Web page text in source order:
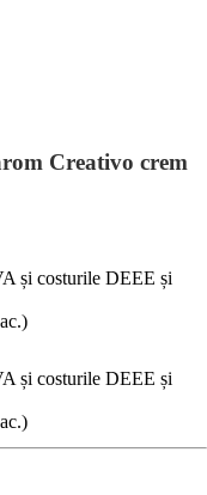
Creativo crem
și costurile DEEE și
)
și costurile DEEE și
)